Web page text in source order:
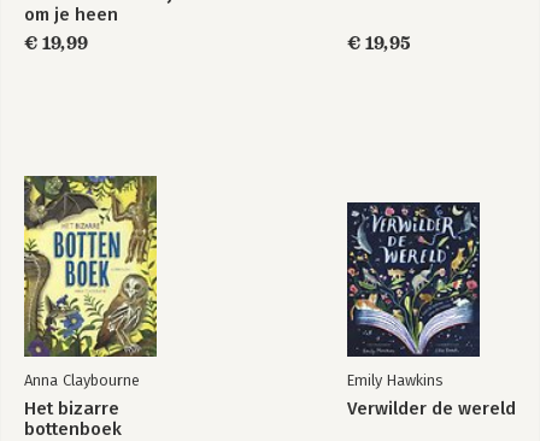
om je heen
€ 19,99
€ 19,95
Anna Claybourne
Het bizarre
bottenboek
Emily Hawkins
Verwilder de wereld